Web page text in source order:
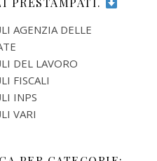
AGENZIA DELLE
DEL LAVORO
FISCALI
INPS
VARI